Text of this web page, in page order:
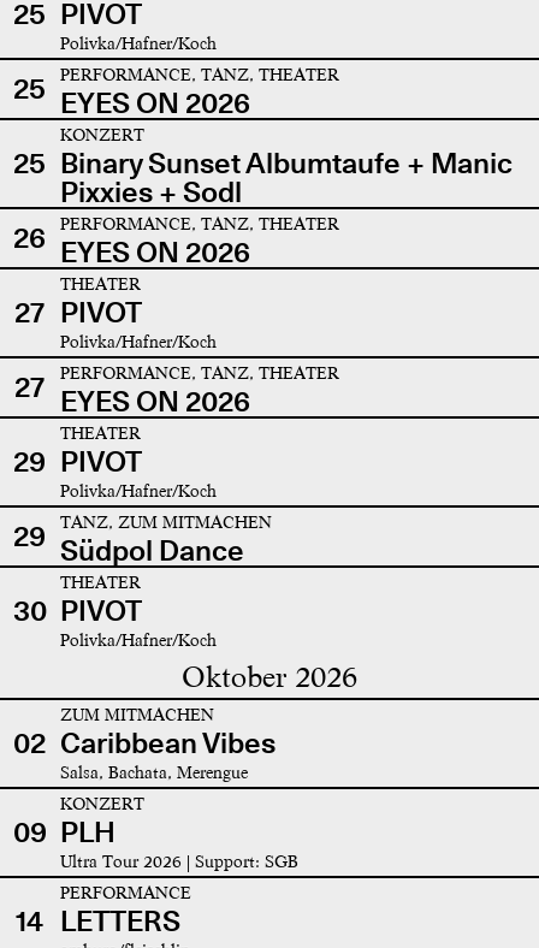
25 PIVOT
Polivka/Hafner/Koch
25 PERFORMANCE, TANZ, THEATER
EYES ON 2026
25
KONZERT
Binary Sunset Albumtaufe + Manic
Pixxies + Sodl
26
PERFORMANCE, TANZ, THEATER
EYES ON 2026
27
THEATER
PIVOT
Polivka/Hafner/Koch
27 PERFORMANCE, TANZ, THEATER
EYES ON 2026
29
THEATER
PIVOT
Polivka/Hafner/Koch
29 TANZ, ZUM MITMACHEN
Südpol Dance
30
THEATER
PIVOT
Polivka/Hafner/Koch
Oktober 2026
02
ZUM MITMACHEN
Caribbean Vibes
Salsa, Bachata, Merengue
09
KONZERT
PLH
Ultra Tour 2026 | Support: SGB
14
PERFORMANCE
LETTERS